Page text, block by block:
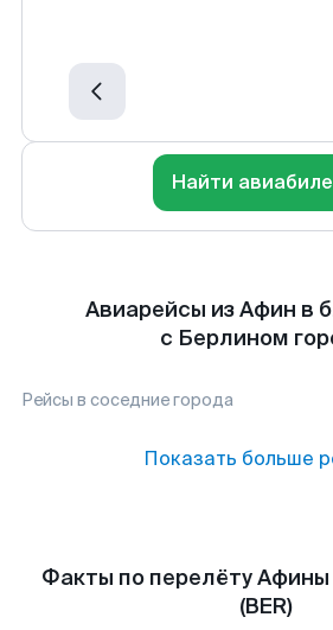
Найти
Авиарейсы из Афин в
с Берлином
Рейсы в соседние города
Показать больше
Факты по перелёту Афины
(BER)